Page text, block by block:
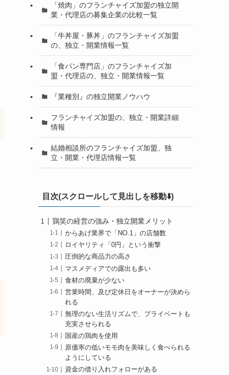
「焼肉」のフランチャイズ加盟の独立開
業・代理店の募集企業の比較一覧
「牛丼屋・豚丼」のフランチャイズ加盟
の、独立・開業情報一覧
「食パン専門店」のフランチャイズ加
盟・代理店の、独立・開業情報一覧
『業種別』の独立開業ノウハウ
フランチャイズ加盟の、独立・開業詳細
情報
結婚相談所のフランチャイズ加盟、独
立・開業・代理店情報一覧
目次(スクロールして見出しを移動⬇️)
鶏笑の経営の強み・独立開業メリット
からあげ業界で「NO.1」の店舗数
ロイヤリティ「0円」という衝撃
圧倒的な商品力の高さ
マスメディアでの露出も多い
食材の廃棄が少ない
営業時間、及び定休日をオーナーが決めら
れる
無理のない生活リズムで、プライベートも
充実させられる
国産の鶏肉を使用
原価率の低いモモ肉を美味しく食べられる
ようにしている
資金の借り入れフォローがある